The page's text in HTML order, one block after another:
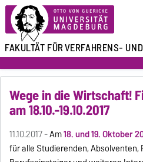
FAKULTÄT FÜRVERFAHRENS-
Wege in die Wirtschaft!
am 18.10.-19.10.2017
11.10.2017 -Am18. und 19. Oktober
für alle Studierenden,